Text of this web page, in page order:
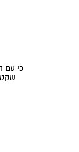
כי עם
שקט